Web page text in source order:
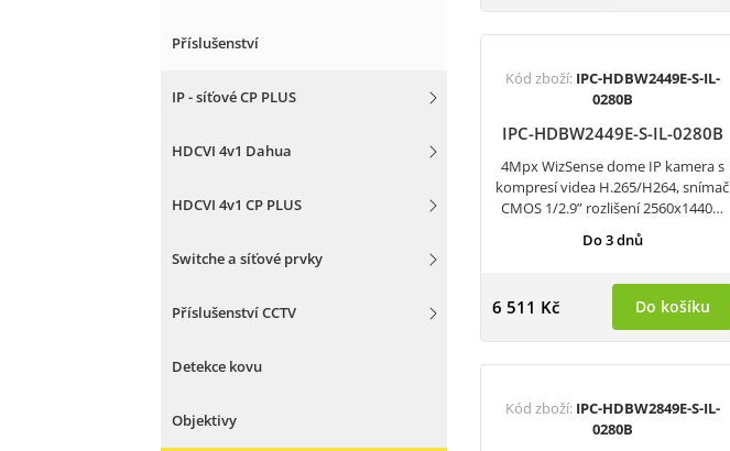
Příslušenství
IP - síťové CP PLUS
HDCVI 4v1 Dahua
HDCVI 4v1 CP PLUS
Switche a síťové prvky
Příslušenství CCTV
Detekce kovu
Objektivy
Kód zboží: IPC-HDBW2449E-S-IL-
0280B
IPC-HDBW2449E-S-IL-0280B
4Mpx WizSense dome IP kamera s
kompresí videa H.265/H264, snímač
CMOS 1/2.9” rozlišení 2560x1440…
Do 3 dnů
6 511 Kč Do košíku
Kód zboží: IPC-HDBW2849E-S-IL-
0280B